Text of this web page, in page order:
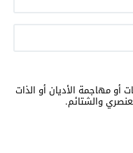
أو مهاجمة الأديان أو الذات
والشتائم.